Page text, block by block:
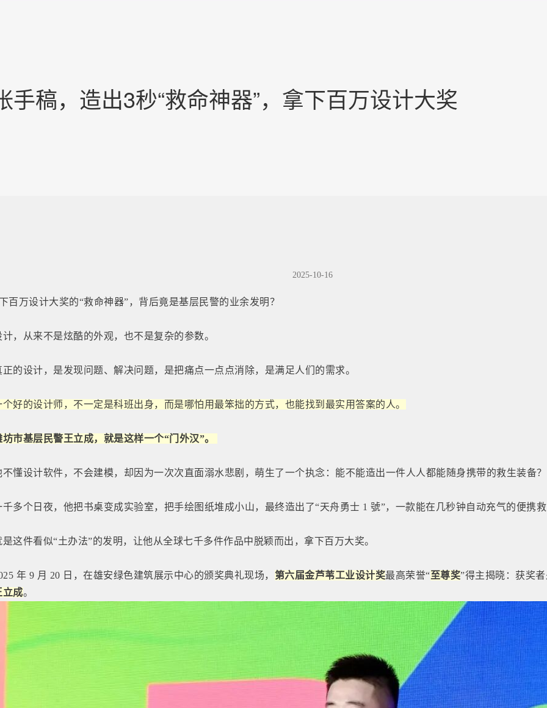
稿，造出3秒“救命神器”，拿下百万设计大奖
2025-10-16
百万设计大奖的“救命神器”，背后竟是基层民警的业余发明？
计，从来不是炫酷的外观，也不是复杂的参数。
正的设计，是发现问题、解决问题，是把痛点一点点消除，是满足人们的需求。
个好的设计师，不一定是科班出身，而是哪怕用最笨拙的方式，也能找到最实用答案的人。
坊市基层民警王立成，就是这样一个“门外汉”。
不懂设计软件，不会建模，却因为一次次直面溺水悲剧，萌生了一个执念：能不能造出一件人人都能随身携带的救生装备？
千多个日夜，他把书桌变成实验室，把手绘图纸堆成小山，最终造出了“天舟勇士 1 號”，一款能在几秒钟自动充气的便携
是这件看似“土办法”的发明，让他从全球七千多件作品中脱颖而出，拿下百万大奖。
5 年 9 月 20 日，在雄安绿色建筑展示中心的颁奖典礼现场， 第六届金芦苇工业设计奖最高荣誉“至尊奖”得主揭晓：获奖
立成。